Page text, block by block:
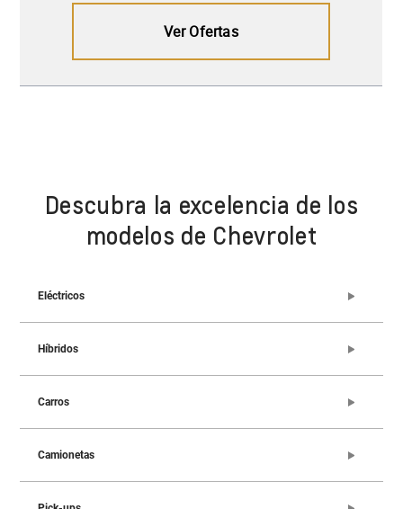
Descubra la excelencia de los
modelos de Chevrolet
Eléctricos
Híbridos
Carros
Camionetas